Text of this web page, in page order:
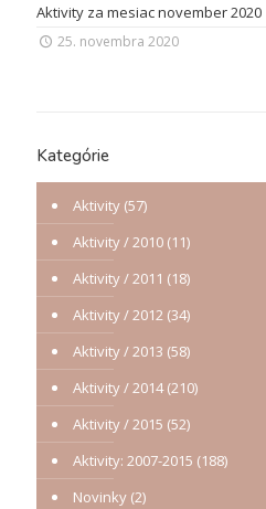
Aktivity za mesiac november 2020
25. novembra 2020
Kategórie
Aktivity (57)
Aktivity / 2010 (11)
Aktivity / 2011 (18)
Aktivity / 2012 (34)
Aktivity / 2013 (58)
Aktivity / 2014(210)
Aktivity / 2015 (52)
Aktivity: 2007-2015 (188)
Novinky (2)